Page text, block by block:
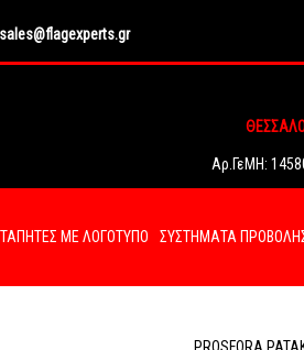
sales@flagexperts.gr
Αρ.ΓεΜΗ:
ΤΑΠΗΤΕΣ ΜΕ ΛΟΓΟΤΥΠΟ ΣΥΣΤΗΜΑΤΑ